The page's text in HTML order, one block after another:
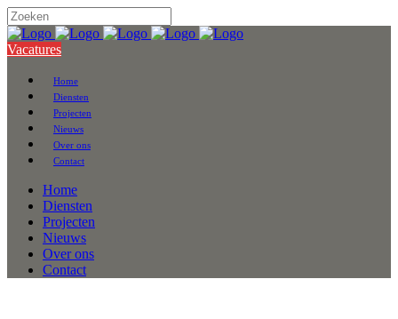
Vacatures
Home
Diensten
Projecten
Nieuws
Over ons
Contact
Home
Diensten
Projecten
Nieuws
Over ons
Contact